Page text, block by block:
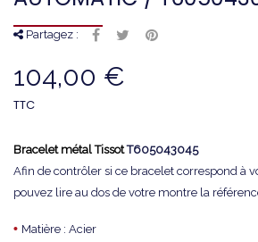
Partagez :
104,00 €
TTC
Bracelet métal TissotT605043045
Afin de contrôler si ce bracelet correspond à
pouvez lire au dos de votre montre la
• Matière : Acier